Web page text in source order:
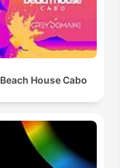
Beach House Cabo